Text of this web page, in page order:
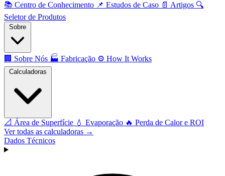
📚 Centro de Conhecimento 📌 Estudos de Caso 📄 Artigos 🔍
Seletor de Produtos
🏢 Sobre Nós 🏭 Fabricação ⚙️ How It Works
📐 Área de Superfície 💧 Evaporação 🔥 Perda de Calor e ROI
Ver todas as calculadoras →
Dados Técnicos